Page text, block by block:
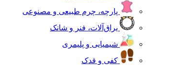
پارچه، چرم طبیعی و مصنوعی
یراق‌آلات، فنر و شانک
شیمیایی و پلیمری
کفی و قدک